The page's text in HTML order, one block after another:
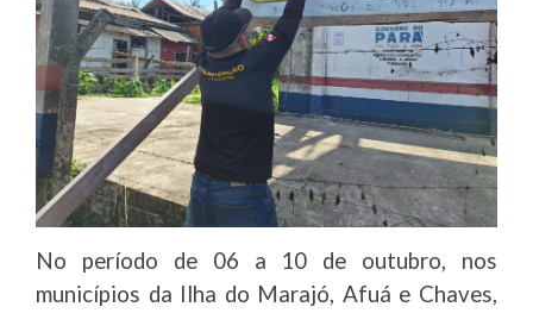
No período de 06 a 10 de outubro, nos
municípios da Ilha do Marajó, Afuá e Chaves,